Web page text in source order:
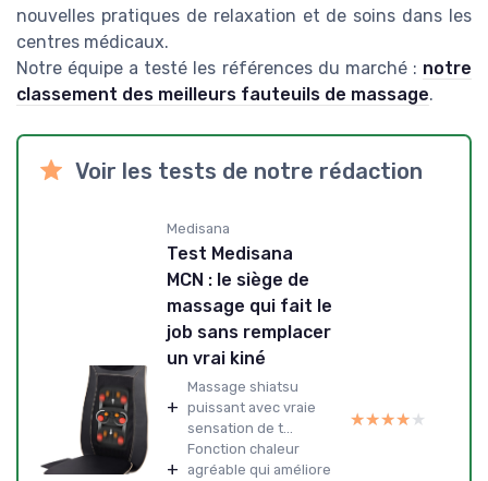
nouvelles pratiques de relaxation et de soins dans les
centres médicaux.
Notre équipe a testé les références du marché : notre
classement des meilleurs fauteuils de massage.
Voir les tests de notre rédaction
Medisana
Test Medisana
MCN : le siège de
massage qui fait le
job sans remplacer
un vrai kiné
+
Massage shiatsu
puissant avec vraie
sensation de t...
+
Fonction chaleur
agréable qui améliore
★★★★★
★★★★★